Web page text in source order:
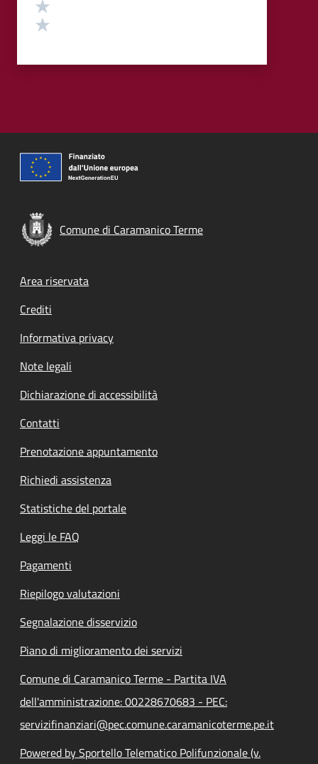
Comune di Caramanico Terme
Footer menu
Area riservata
Crediti
Informativa privacy
Note legali
Dichiarazione di accessibilità
Contatti
Prenotazione appuntamento
Richiedi assistenza
Statistiche del portale
Leggi le FAQ
Pagamenti
Riepilogo valutazioni
Segnalazione disservizio
Piano di miglioramento dei servizi
Comune di Caramanico Terme - Partita IVA
dell'amministrazione: 00228670683 - PEC:
servizifinanziari@pec.comune.caramanicoterme.pe.it
Powered by Sportello Telematico Polifunzionale (v.